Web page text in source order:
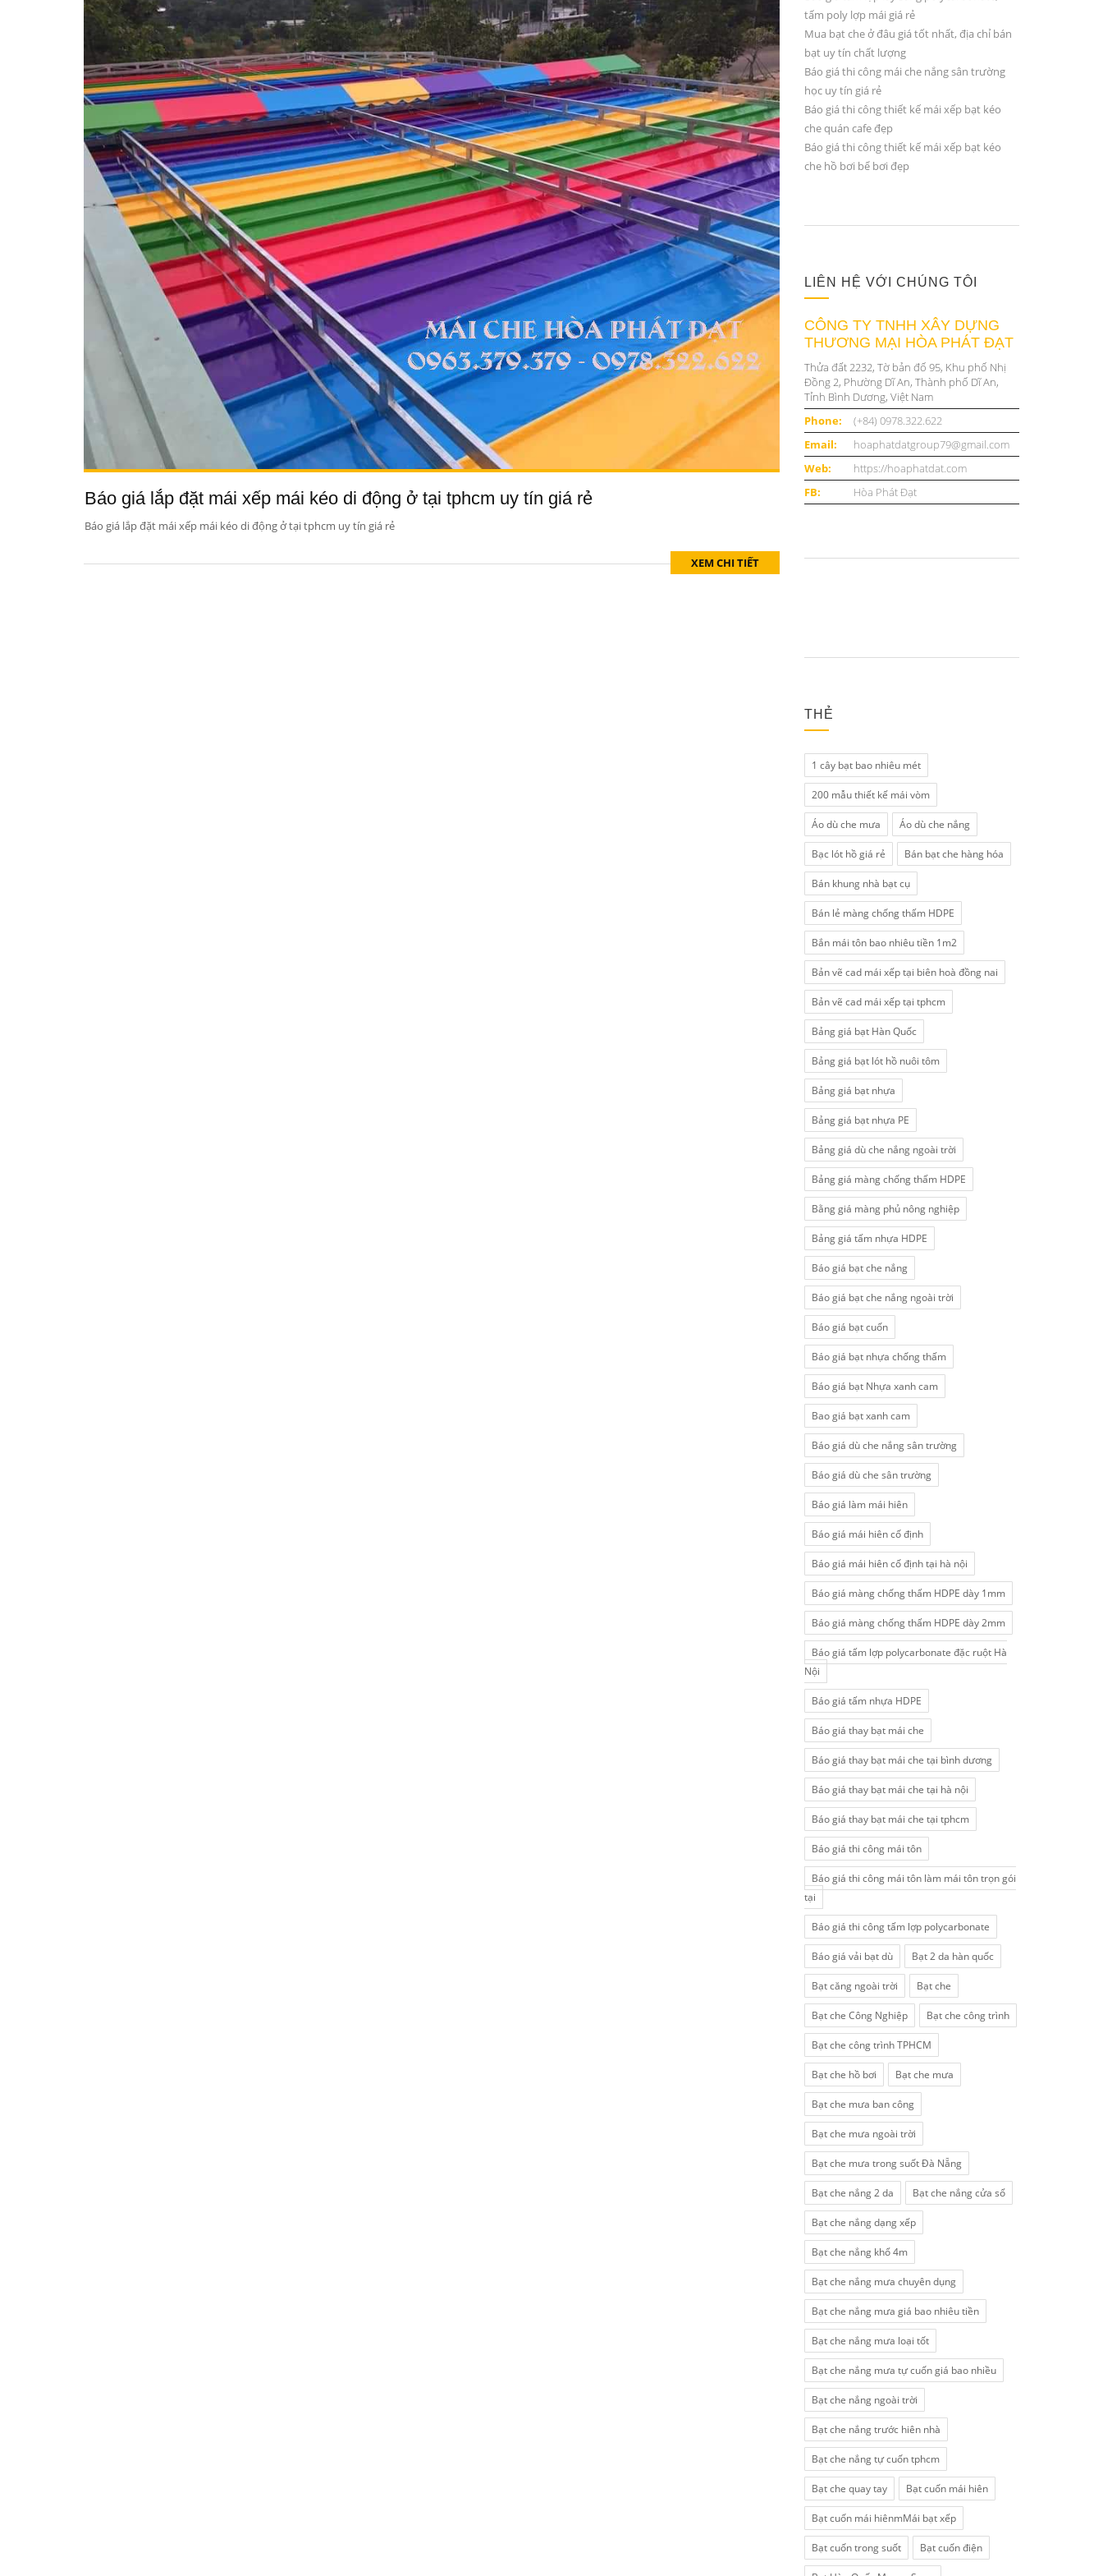
Báo giá lắp đặt mái xếp mái kéo di động ở tại tphcm uy tín giá rẻ
Báo giá lắp đặt mái xếp mái kéo di động ở tại tphcm uy tín giá rẻ
XEM CHI TIẾT
tấm poly lợp mái giá rẻ
Mua bạt che ở đâu giá tốt nhất, địa chỉ bán
bạt uy tín chất lượng
Báo giá thi công mái che nắng sân trường
học uy tín giá rẻ
Báo giá thi công thiết kế mái xếp bạt kéo
che quán cafe đẹp
Báo giá thi công thiết kế mái xếp bạt kéo
che hồ bơi bể bơi đẹp
LIÊN HỆ VỚI CHÚNG TÔI
CÔNG TY TNHH XÂY DỰNG
THƯƠNG MẠI HÒA PHÁT ĐẠT
Thửa đất 2232, Tờ bản đố 95, Khu phố Nhị
Đồng 2, Phường Dĩ An, Thành phố Dĩ An,
Tỉnh Bình Dương, Việt Nam
Phone:
(+84) 0978.322.622
Email:
hoaphatdatgroup79@gmail.com
Web:
https://hoaphatdat.com
FB:
Hòa Phát Đạt
THẺ
1 cây bạt bao nhiêu mét
200 mẫu thiết kế mái vòm
Áo dù che mưa Áo dù che nắng
Bạc lót hồ giá rẻ Bán bạt che hàng hóa
Bán khung nhà bạt cụ
Bán lẻ màng chống thấm HDPE
Bắn mái tôn bao nhiêu tiền 1m2
Bản vẽ cad mái xếp tại biên hoà đồng nai
Bản vẽ cad mái xếp tại tphcm
Bảng giá bạt Hàn Quốc
Bảng giá bạt lót hồ nuôi tôm
Bảng giá bạt nhựa
Bảng giá bạt nhựa PE
Bảng giá dù che nắng ngoài trời
Bảng giá màng chống thấm HDPE
Bằng giá màng phủ nông nghiệp
Bảng giá tấm nhựa HDPE
Báo giá bạt che nắng
Báo giá bạt che nắng ngoài trời
Báo giá bạt cuốn
Báo giá bạt nhựa chống thấm
Báo giá bạt Nhựa xanh cam
Bao giá bạt xanh cam
Báo giá dù che nắng sân trường
Báo giá dù che sân trường
Báo giá làm mái hiên
Báo giá mái hiên cố định
Báo giá mái hiên cố định tại hà nội
Báo giá màng chống thấm HDPE dày 1mm
Báo giá màng chống thấm HDPE dày 2mm
Báo giá tấm lợp polycarbonate đặc ruột Hà
Nội
Báo giá tấm nhựa HDPE
Báo giá thay bạt mái che
Báo giá thay bạt mái che tại bình dương
Báo giá thay bạt mái che tại hà nội
Báo giá thay bạt mái che tại tphcm
Báo giá thi công mái tôn
Báo giá thi công mái tôn làm mái tôn trọn gói
tại
Báo giá thi công tấm lợp polycarbonate
Báo giá vải bạt dù Bạt 2 da hàn quốc
Bạt căng ngoài trời Bạt che
Bạt che Công Nghiệp Bạt che công trình
Bạt che công trình TPHCM
Bạt che hồ bơi Bạt che mưa
Bạt che mưa ban công
Bạt che mưa ngoài trời
Bạt che mưa trong suốt Đà Nẵng
Bạt che nắng 2 da Bạt che nắng cửa sổ
Bạt che nắng dạng xếp
Bạt che nắng khổ 4m
Bạt che nắng mưa chuyên dụng
Bạt che nắng mưa giá bao nhiêu tiền
Bạt che nắng mưa loại tốt
Bạt che nắng mưa tự cuốn giá bao nhiều
Bạt che nắng ngoài trời
Bạt che nắng trước hiên nhà
Bạt che nắng tự cuốn tphcm
Bạt che quay tay Bạt cuốn mái hiên
Bạt cuốn mái hiênmMái bạt xếp
Bạt cuốn trong suốt Bạt cuốn điện